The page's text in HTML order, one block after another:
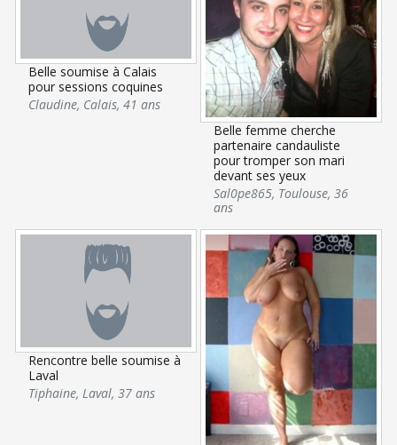
Belle soumise à Calais
pour sessions coquines
Claudine, Calais,41 ans
Belle femme cherche
partenaire candauliste
pour tromper son mari
devant ses yeux
Sal0pe865, Toulouse,36
ans
Rencontre belle soumise à
Laval
Tiphaine, Laval,37 ans